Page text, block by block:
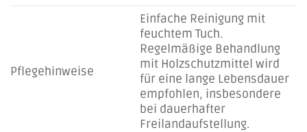
Pflegehinweise
Einfache Reinigung mit
feuchtem Tuch.
Regelmäßige Behandlung
mit Holzschutzmittel wird
für eine lange Lebensdauer
empfohlen, insbesondere
bei dauerhafter
Freilandaufstellung.